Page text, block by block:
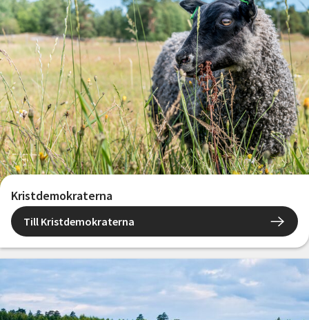
Kristdemokraterna
Till Kristdemokraterna